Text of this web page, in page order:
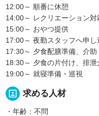
12:00～ 順番に休憩
14:00～ レクリエーション
15:00～ おやつ提供
17:00～ 夜勤スタッフへ申し
17:30～ 夕食配膳準備、介助
18:30～ 夕食の片付け、排泄
19:00～ 就寝準備・巡視
portrait 求める人材
・年齢：不問